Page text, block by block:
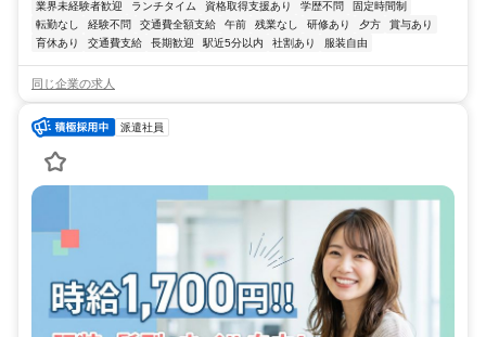
業界未経験者歓迎 ランチタイム 資格取得支援あり 学歴不問
固定時間制
転勤なし
経験不問 交通費全額支給 午前 残業なし 研修あり 夕方
賞与あり
育休あり
交通費支給 長期歓迎 駅近5分以内 社割あり 服装自由
同じ企業の求人
派遣社員